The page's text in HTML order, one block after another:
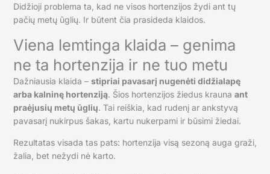
Didžioji problema ta, kad ne visos hortenzijos žydi ant tų
pačių metų ūglių. Ir būtent čia prasideda klaidos.
Viena lemtinga klaida – genima
ne ta hortenzija ir ne tuo metu
Dažniausia klaida – stipriai pavasarį nugenėti didžialapę
arba kalninę hortenziją. Šios hortenzijos žiedus krauna ant
praėjusių metų ūglių. Tai reiškia, kad rudenį ar ankstyvą
pavasarį nukirpus šakas, kartu nukerpami ir būsimi žiedai.
Rezultatas visada tas pats: hortenzija visą sezoną auga graži,
žalia, bet nežydi nė karto.